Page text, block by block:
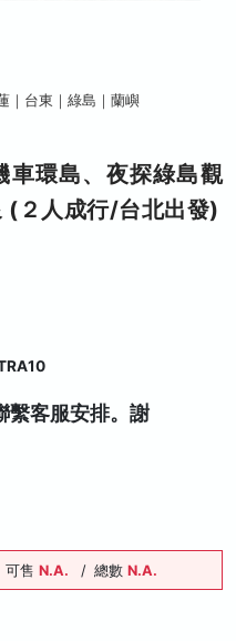
｜台東｜綠島｜蘭嶼
車環島、夜探綠島觀
(２人成行/台北出發)
繫客服安排。謝
可售 N.A. / 總數 N.A.